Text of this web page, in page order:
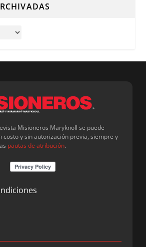
Misioneros Maryknoll se puede
costo y sin autorización previa, siempre y
pautas de atribución.